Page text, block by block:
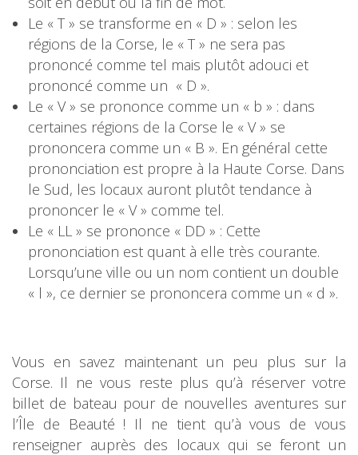
Le « T » se transforme en « D » : selon les
régions de la Corse, le « T » ne sera pas
prononcé comme tel mais plutôt adouci et
prononcé comme un « D ».
Le « V » se prononce comme un « b » : dans
certaines régions de la Corse le « V » se
prononcera comme un « B ». En général cette
prononciation est propre à la Haute Corse. Dans
le Sud, les locaux auront plutôt tendance à
prononcer le « V » comme tel.
Le « LL » se prononce « DD » : Cette
prononciation est quant à elle très courante.
Lorsqu’une ville ou un nom contient un double
« l », ce dernier se prononcera comme un « d ».
Vous en savez maintenant un peu plus sur la
Corse. Il ne vous reste plus qu’à réserver votre
billet de bateau pour de nouvelles aventures sur
l’Île de Beauté ! Il ne tient qu’à vous de vous
renseigner auprès des locaux qui se feront un